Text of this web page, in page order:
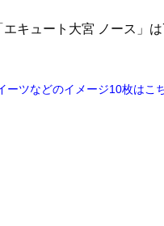
キュート大宮 ノース」
ーツなどのイメージ10枚はこ